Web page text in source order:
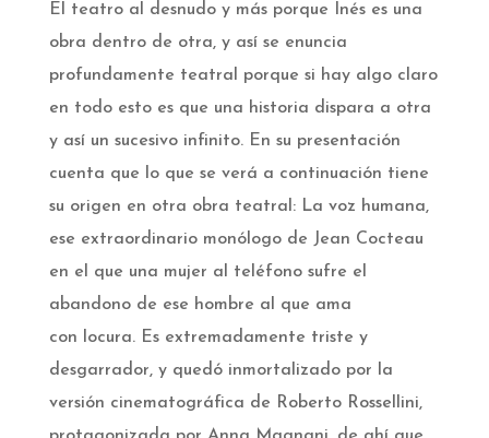
El teatro al desnudo y más porque Inés es una
obra dentro de otra, y así se enuncia
profundamente teatral porque si hay algo claro
en todo esto es que una historia dispara a otra
y así un sucesivo infinito. En su presentación
cuenta que lo que se verá a continuación tiene
su origen en otra obra teatral: La voz humana,
ese extraordinario monólogo de Jean Cocteau
en el que una mujer al teléfono sufre el
abandono de ese hombre al que ama
con locura. Es extremadamente triste y
desgarrador, y quedó inmortalizado por la
versión cinematográfica de Roberto Rossellini,